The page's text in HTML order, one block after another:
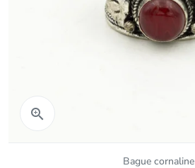

Bague cornaline